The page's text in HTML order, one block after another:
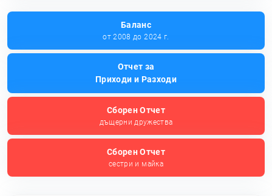
Баланс
от 2008 до 2024 г.
Отчет за
Приходи и Разходи
Сборен Отчет
дъщерни дружества
Сборен Отчет
сестри и майка